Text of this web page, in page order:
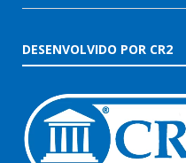
DESENVOLVIDO POR CR2